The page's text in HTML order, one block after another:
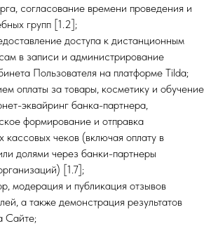
согласование времени проведения и
групп [1.2];
доступа к дистанционным
в записи и администрирование
Пользователя на платформе Tilda;
оплаты за товары, косметику и обучение
эквайринг банка-партнера,
формирование и отправка
кассовых чеков (включая оплату в
долями через банки-партнеры
[1.7];
модерация и публикация отзывов
а также демонстрация результатов
Сайте;